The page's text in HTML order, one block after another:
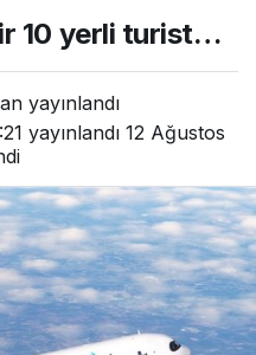
raporlarında neler
10 yerli turist…
yayınlandı
yayınlandı 12 Ağustos